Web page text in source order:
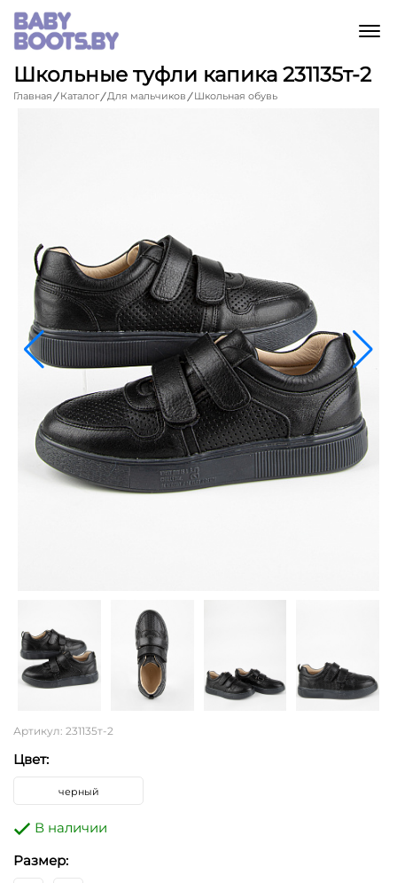
Школьные туфли капика 231135т-2
Главная Каталог Для мальчиков Школьная обувь
Артикул: 231135т-2
Цвет:
черный
В наличии
Размер: